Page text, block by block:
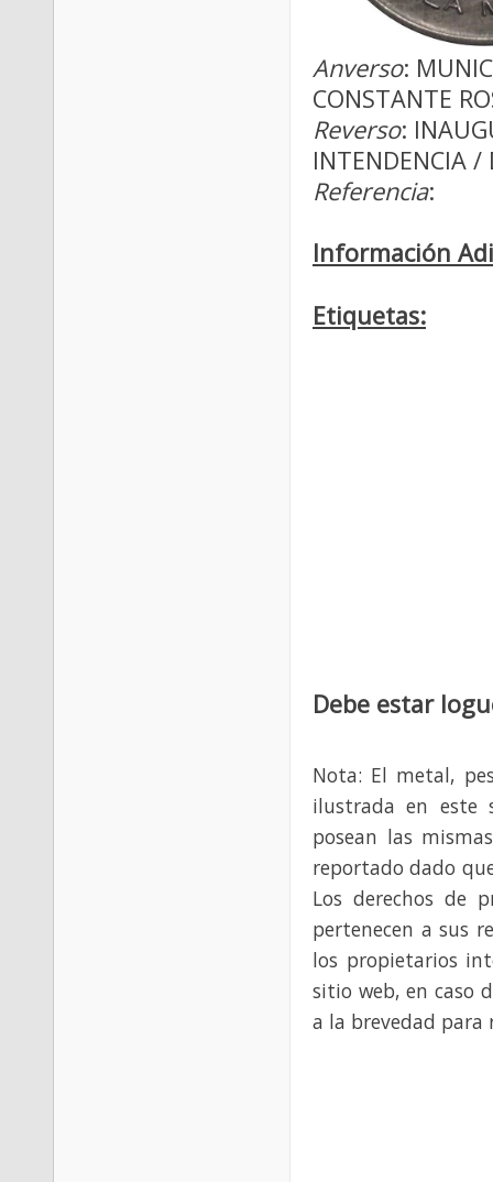
Anverso:
CONSTANTE
Reverso:
INTENDENCIA /
Referencia:
Información
Etiquetas:
Debe estar
Nota: El metal,
ilustrada en este
posean las
reportado dado
Los derechos de
pertenecen a sus
los propietarios
sitio web, en caso
a la brevedad para